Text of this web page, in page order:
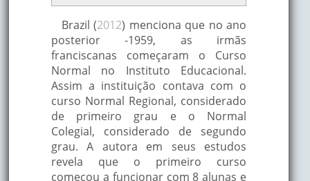
Brazil (2012) menciona que no ano
posterior -1959, as irmãs
franciscanas começaram o Curso
Normal no Instituto Educacional.
Assim a instituição contava com o
curso Normal Regional, considerado
de primeiro grau e o Normal
Colegial, considerado de segundo
grau. A autora em seus estudos
revela que o primeiro curso
começou a funcionar com 8 alunas e